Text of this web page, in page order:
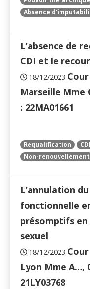
Absence
L’absence de
CDI et le
18/12/2023
Marseille Mme
: 22MA01661
Requalification
Non-renouvellement
L’annulation
fonctionnelle
présomptifs
sexuel
18/12/2023
Lyon Mme A…,
21LY03768